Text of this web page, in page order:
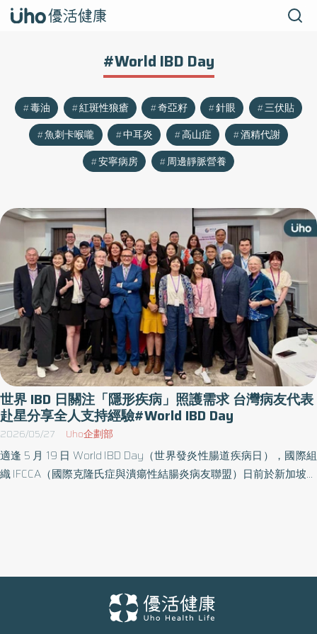
#World IBD Day
毒油 紅斑性狼瘡 奇亞籽 針眼
三伏貼
魚刺卡喉嚨
中耳炎 高山症
酒精代謝
安寧病房
周邊靜脈營養
世界 IBD 日關注「隱形疾病」照護需求 台灣病友代表
赴星分享全人支持經驗#World IBD Day
2026/05/27 Uho企劃部
適逢 5 月 19 日 World IBD Day（世界發炎性腸道疾病日），國際組
織 IFCCA（國際克隆氏症與潰瘍性結腸炎病友聯盟）日前於新加坡舉
面臨治療費用、就學就業中斷、心理壓力與社會理解不足等挑戰，
並提出病友組織可透過醫療資訊、教育、就業、企業 CSR 與民間資